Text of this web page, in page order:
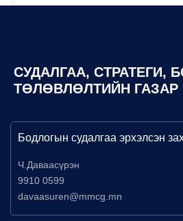
СУДАЛГАА, СТРАТЕГИ,
ТӨЛӨВЛӨЛТИЙН ГАЗАР
Бодлогын судалгаа эрхэлсэн
Ч.Даваасүрэн
9910 0599
davaasuren@mmcg.mn